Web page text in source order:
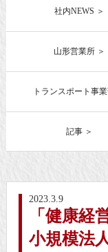
2023.3.9
「健康経
小規模法
社内NEWS
山形営業所
トランスポート事
記事